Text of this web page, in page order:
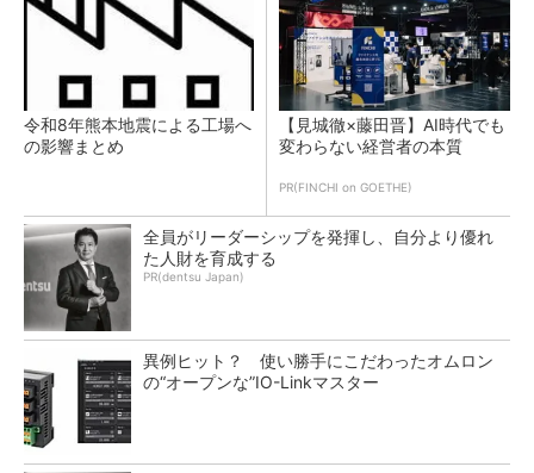
令和8年熊本地震による工場へ
の影響まとめ
【見城徹×藤田晋】AI時代でも
変わらない経営者の本質
PR(FINCHI on GOETHE)
全員がリーダーシップを発揮し、自分より優れ
た人財を育成する
PR(dentsu Japan)
異例ヒット？ 使い勝手にこだわったオムロン
の“オープンな”IO-Linkマスター